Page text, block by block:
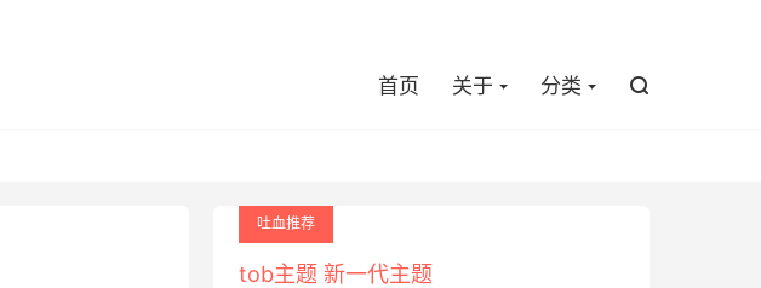
首页 关于 分类 
吐血推荐
tob主题 新一代主题